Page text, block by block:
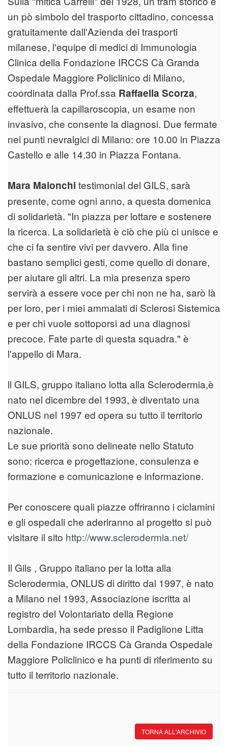
un pò simbolo del trasporto cittadino, concessa
gratuitamente dall'Azienda dei trasporti
milanese, l'equipe di medici di Immunologia
Clinica della Fondazione IRCCS Cà Granda
Ospedale Maggiore Policlinico di Milano,
coordinata dalla Prof.ssa Raffaella Scorza,
effettuerà la capillaroscopia, un esame non
invasivo, che consente la diagnosi. Due fermate
nei punti nevralgici di Milano: ore 10.00 in Piazza
Castello e alle 14.30 in Piazza Fontana.
Mara Maionchi testimonial del GILS, sarà
presente, come ogni anno, a questa domenica
di solidarietà. "In piazza per lottare e sostenere
la ricerca. La solidarietà è ciò che più ci unisce e
che ci fa sentire vivi per davvero. Alla fine
bastano semplici gesti, come quello di donare,
per aiutare gli altri. La mia presenza spero
servirà a essere voce per chi non ne ha, sarò là
per loro, per i miei ammalati di Sclerosi Sistemica
e per chi vuole sottoporsi ad una diagnosi
precoce. Fate parte di questa squadra." è
l'appello di Mara.
ll GILS, gruppo italiano lotta alla Sclerodermia,è
nato nel dicembre del 1993, è diventato una
ONLUS nel 1997 ed opera su tutto il territorio
nazionale.
Le sue priorità sono delineate nello Statuto
sono: ricerca e progettazione, consulenza e
formazione e comunicazione e informazione.
Per conoscere quali piazze offriranno i ciclamini
e gli ospedali che aderiranno al progetto si può
visitare il sito http://www.sclerodermia.net/
Il Gils , Gruppo italiano per la lotta alla
Sclerodermia, ONLUS di diritto dal 1997, è nato
a Milano nel 1993, Associazione iscritta al
registro del Volontariato della Regione
Lombardia, ha sede presso il Padiglione Litta
della Fondazione IRCCS Cà Granda Ospedale
Maggiore Policlinico e ha punti di riferimento su
tutto il territorio nazionale.
TORNA ALL'ARCHIVIO